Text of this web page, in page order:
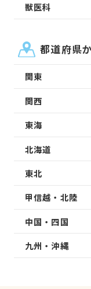
獣医科
都道府県
関東
関西
東海
北海道
東北
甲信越・北陸
中国・四国
九州・沖縄